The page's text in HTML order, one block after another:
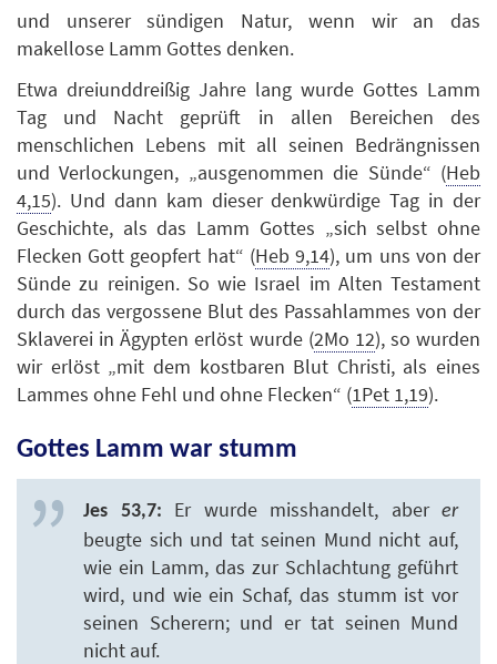
und unserer sündigen Natur, wenn wir an das
makellose Lamm Gottes denken.
Etwa dreiunddreißig Jahre lang wurde Gottes Lamm
Tag und Nacht geprüft in allen Bereichen des
menschlichen Lebens mit all seinen Bedrängnissen
und Verlockungen, „ausgenommen die Sünde“ (Heb
4,15). Und dann kam dieser denkwürdige Tag in der
Geschichte, als das Lamm Gottes „sich selbst ohne
Flecken Gott geopfert hat“ (Heb 9,14), um uns von der
Sünde zu reinigen. So wie Israel im Alten Testament
durch das vergossene Blut des Passahlammes von der
Sklaverei in Ägypten erlöst wurde (2Mo 12), so wurden
wir erlöst „mit dem kostbaren Blut Christi, als eines
Lammes ohne Fehl und ohne Flecken“ (1Pet 1,19).
Gottes Lamm war stumm
Jes 53,7: Er wurde misshandelt, aber er
beugte sich und tat seinen Mund nicht auf,
wie ein Lamm, das zur Schlachtung geführt
wird, und wie ein Schaf, das stumm ist vor
seinen Scherern; und er tat seinen Mund
nicht auf.